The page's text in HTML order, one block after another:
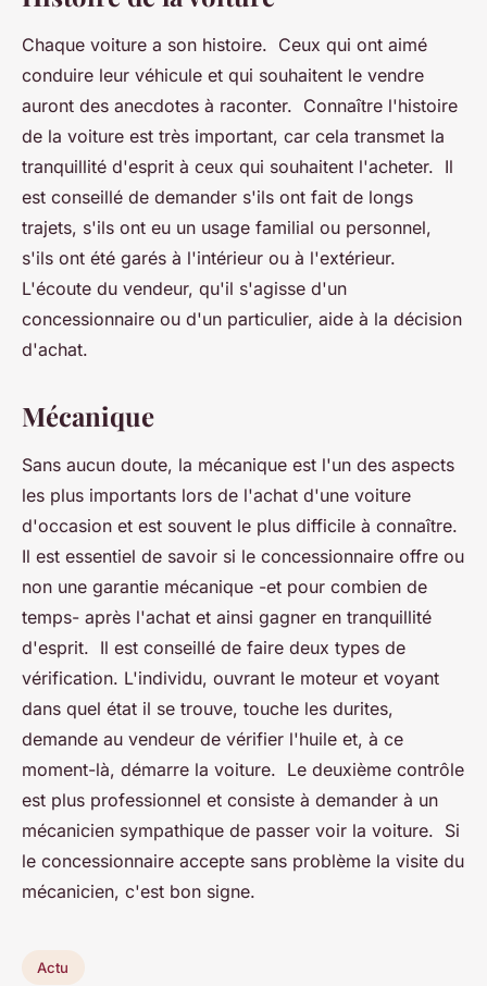
Chaque voiture a son histoire. Ceux qui ont aimé
conduire leur véhicule et qui souhaitent le vendre
auront des anecdotes à raconter. Connaître l'histoire
de la voiture est très important, car cela transmet la
tranquillité d'esprit à ceux qui souhaitent l'acheter. Il
est conseillé de demander s'ils ont fait de longs
trajets, s'ils ont eu un usage familial ou personnel,
s'ils ont été garés à l'intérieur ou à l'extérieur.
L'écoute du vendeur, qu'il s'agisse d'un
concessionnaire ou d'un particulier, aide à la décision
d'achat.
Mécanique
Sans aucun doute, la mécanique est l'un des aspects
les plus importants lors de l'achat d'une voiture
d'occasion et est souvent le plus difficile à connaître.
Il est essentiel de savoir si le concessionnaire offre ou
non une garantie mécanique -et pour combien de
temps- après l'achat et ainsi gagner en tranquillité
d'esprit. Il est conseillé de faire deux types de
vérification. L'individu, ouvrant le moteur et voyant
dans quel état il se trouve, touche les durites,
demande au vendeur de vérifier l'huile et, à ce
moment-là, démarre la voiture. Le deuxième contrôle
est plus professionnel et consiste à demander à un
mécanicien sympathique de passer voir la voiture. Si
le concessionnaire accepte sans problème la visite du
mécanicien, c'est bon signe.
Actu